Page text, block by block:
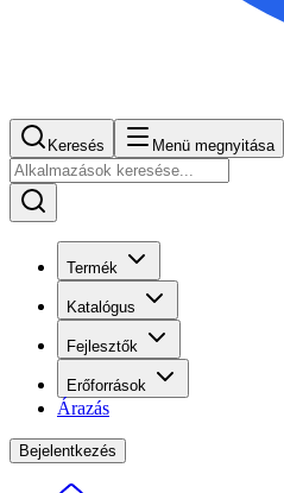
Keresés Menü megnyitása
Termék
Katalógus
Fejlesztők
Erőforrások
Árazás
Bejelentkezés